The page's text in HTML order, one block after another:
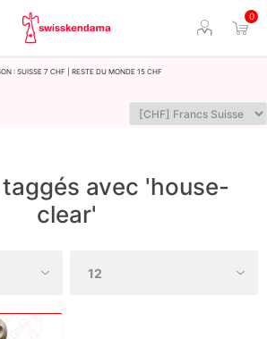
0
: Suisse 7 CHF | Reste du monde 15 CHF
avec 'house-
clear'